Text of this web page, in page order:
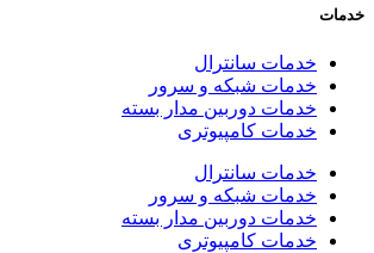
خدمات
خدمات سانترال
خدمات شبکه و سرور
خدمات دوربین مدار بسته
خدمات کامپیوتری
خدمات سانترال
خدمات شبکه و سرور
خدمات دوربین مدار بسته
خدمات کامپیوتری